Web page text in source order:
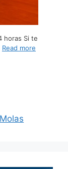
horas Si te
Read more